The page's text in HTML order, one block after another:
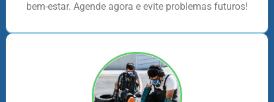
bem-estar. Agende agora e evite problemas futuros!